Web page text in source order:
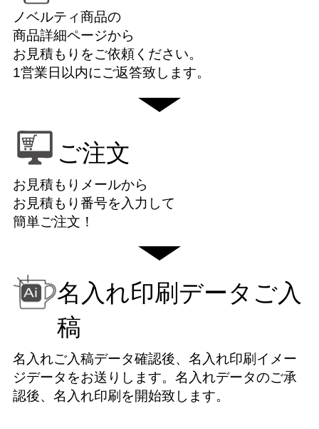
ノベルティ商品の
商品詳細ページから
お見積もりをご依頼ください。
1営業日以内にご返答致します。
ご注文
お見積もりメールから
お見積もり番号を入力して
簡単ご注文！
名入れ印刷データご入
稿
名入れご入稿データ確認後、名入れ印刷イメー
ジデータをお送りします。名入れデータのご承
認後、名入れ印刷を開始致します。